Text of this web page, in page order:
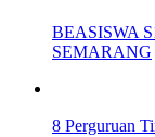
BEASISWA
SEMARANG
8 Perguruan